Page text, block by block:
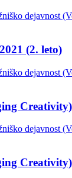
dejavnost
(2. leto)
dejavnost
dejavnost